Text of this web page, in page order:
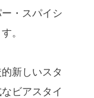
・スパイシ
。
新しいスタ
ビアスタイ